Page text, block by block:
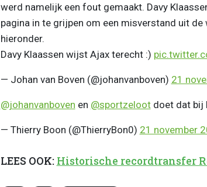
werd namelijk een fout gemaakt. Davy
pagina in te grijpen om een misverstand uit
hieronder.
Davy Klaassen wijst Ajax terecht :)
— Johan van Boven (@johanvanboven) 21
@johanvanboven en @sportzelootdoet dat bij
— Thierry Boon (@ThierryBon0) 21 november
LEES OOK: Historische recordtransfer